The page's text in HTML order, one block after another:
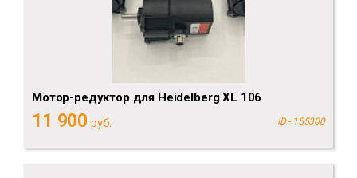
Мотор-редуктор для Heidelberg XL 106
11 900 руб. ID - 155300